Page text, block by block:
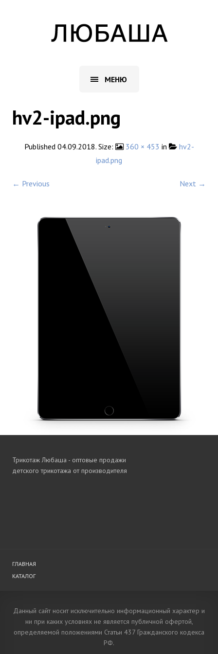
МЕНЮ
hv2-ipad.png
Published 04.09.2018. Size: 360 × 453 in
hv2-
ipad.png
← Previous Next →
Трикотаж Любаша - оптовые продажи
детского трикотажа от производителя
ГЛАВНАЯ
КАТАЛОГ
Данный сайт носит исключительно информационный характер и
ни при каких условиях не является публичной офертой,
определяемой положениями Статьи 437 Гражданского кодекса
РФ.